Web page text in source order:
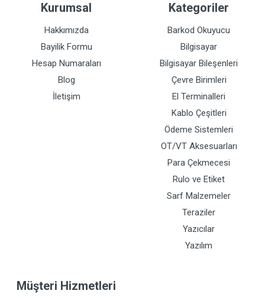
Kurumsal
Hakkımızda
Bayilik Formu
Hesap Numaraları
Blog
İletişim
Kategoriler
Barkod Okuyucu
Bilgisayar
Bilgisayar Bileşenleri
Çevre Birimleri
El Terminalleri
Kablo Çeşitleri
Ödeme Sistemleri
OT/VT Aksesuarları
Para Çekmecesi
Rulo ve Etiket
Sarf Malzemeler
Teraziler
Yazıcılar
Yazılım
Müşteri Hizmetleri